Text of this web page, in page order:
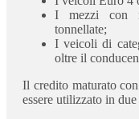
I mezzi con
tonnellate;
I veicoli di
oltre il
Il credito maturato
essere utilizzato in